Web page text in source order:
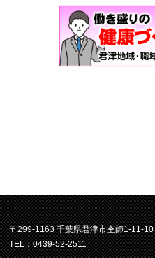
〒299-1163 千葉県君津市杢師1-11-10
TEL：0439-52-2511